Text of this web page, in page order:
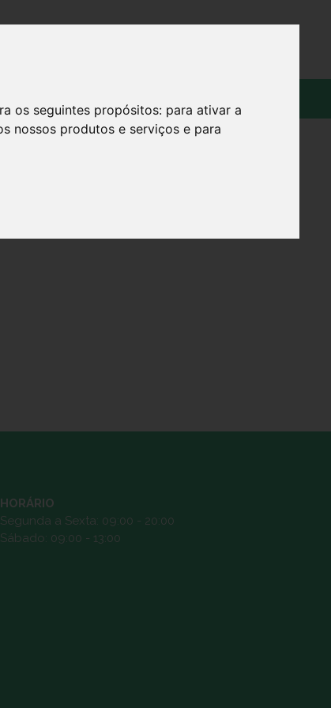
os seguintes propósitos: para ativar a
nossos produtos e serviços e para
HORÁRIO
Segunda a Sexta: 09:00 - 20:00
Sábado: 09:00 - 13:00